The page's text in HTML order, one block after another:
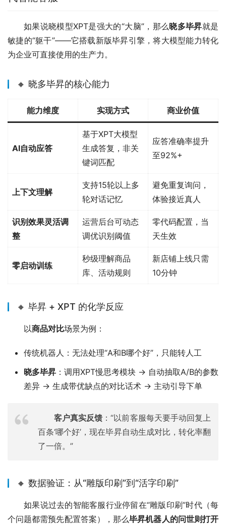
如果说晓模型XPT是强大的“大脑”，那么晓多毕昇就是
敏捷的“躯干”——它搭载新版毕昇引擎，将大模型能力转化
为企业可直接使用的生产力。
🔸 晓多毕昇的核心能力
能力维度 实现方式 商业价值
AI自动应答
基于XPT大模型
生成答复，非关
键词匹配
应答准确率提升
至92%+
上下文理解
支持15轮以上多
轮对话记忆
避免重复询问，
体验接近真人
识别效果灵活调
整
运营后台可动态
调优识别阈值
零代码配置，当
天生效
零启动训练
秒级理解商品
库、活动规则
新店铺上线只需
10分钟
🔸 毕昇 + XPT 的化学反应
以商品对比场景为例：
传统机器人：无法处理“A和B哪个好”，只能转人工
晓多毕昇 ：调用XPT慢思考模块 → 自动抽取A/B的参数
差异 → 生成带优缺点的对比话术 → 主动引导下单
客户真实反馈 ：“以前客服每天要手动回复上
百条‘哪个好’，现在毕昇自动生成对比，转化率翻
了一倍。”
🔸 数据验证：从“雕版印刷”到“活字印刷”
如果说过去的智能客服行业停留在“雕版印刷”时代（每
个问题都需预先配置答案），那么毕昇机器人的问世则打开